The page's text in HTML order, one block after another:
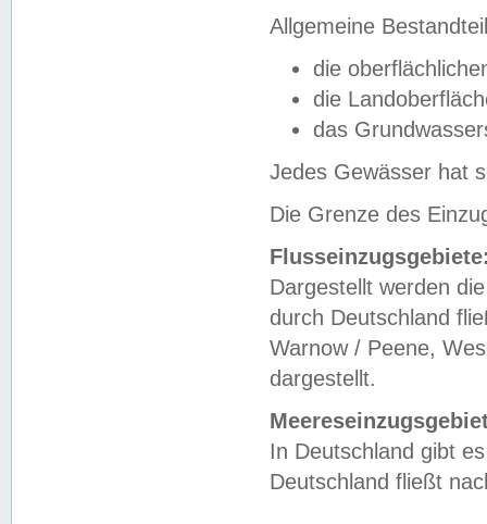
Allgemeine
die
die
das
Jedes Gewässer hat
Die Grenze des
Dargestellt werden
durch Deutschland
Warnow / Peene,
dargestellt.
In Deutschland gibt
Deutschland fließt